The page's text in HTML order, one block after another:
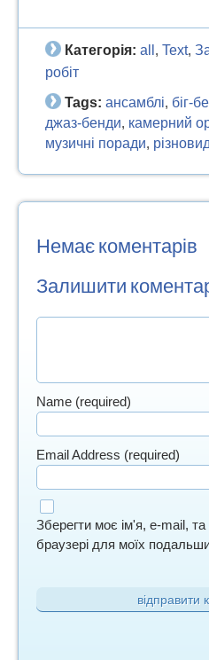
Категорія: all, Text,
робiт
Tags: ансамблі, біг-
джаз-бенди, камерний
музичні поради,
Немає коментарів
Залишити
Name (required)
Email Address (required)
Зберегти моє ім'я, e-mail,
браузері для моїх